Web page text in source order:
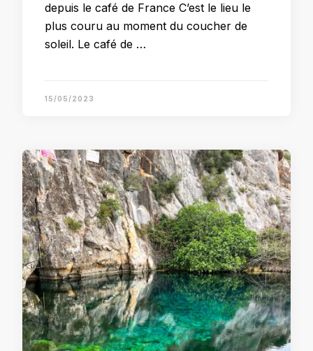
depuis le café de France C’est le lieu le
plus couru au moment du coucher de
soleil. Le café de …
15/05/2023